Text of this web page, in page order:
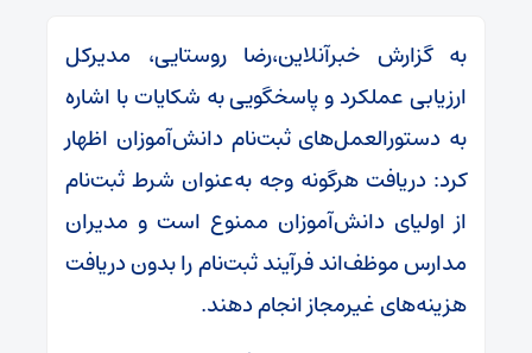
به گزارش خبرآنلاین،رضا روستایی، مدیرکل
ارزیابی عملکرد و پاسخگویی به شکایات با اشاره
به دستورالعمل‌های ثبت‌نام دانش‌آموزان اظهار
کرد: دریافت هرگونه وجه به‌عنوان شرط ثبت‌نام
از اولیای دانش‌آموزان ممنوع است و مدیران
مدارس موظف‌اند فرآیند ثبت‌نام را بدون دریافت
هزینه‌های غیرمجاز انجام دهند.